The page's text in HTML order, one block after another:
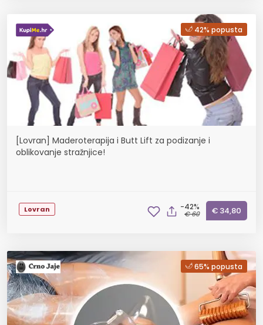
42% popusta
[Lovran] Maderoterapija i Butt Lift za podizanje i
oblikovanje stražnjice!
Lovran -42%
€ 60 € 34,80
65% popusta